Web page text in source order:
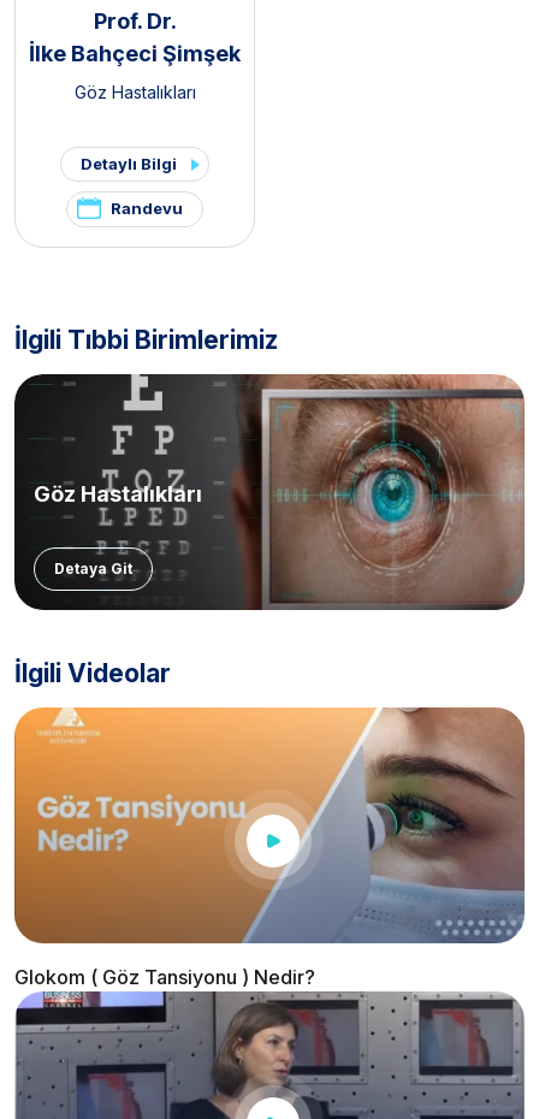
Prof. Dr.
İlke Bahçeci Şimşek
Göz Hastalıkları
Detaylı Bilgi
Randevu
İlgili Tıbbi Birimlerimiz
Göz Hastalıkları
Detaya Git
İlgili Videolar
Glokom ( Göz Tansiyonu ) Nedir?